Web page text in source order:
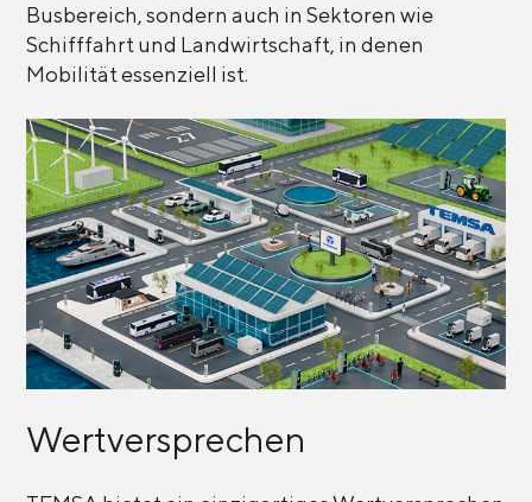
Busbereich, sondern auch in Sektoren wie
Schifffahrt und Landwirtschaft, in denen
Mobilität essenziell ist.
Wertversprechen